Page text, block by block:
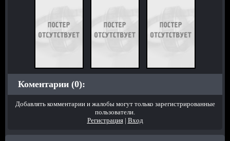
Коментарии (0):
Добавлять комментарии и жалобы могут только зарегистрированные
пользователи.
Регистрация| Вход